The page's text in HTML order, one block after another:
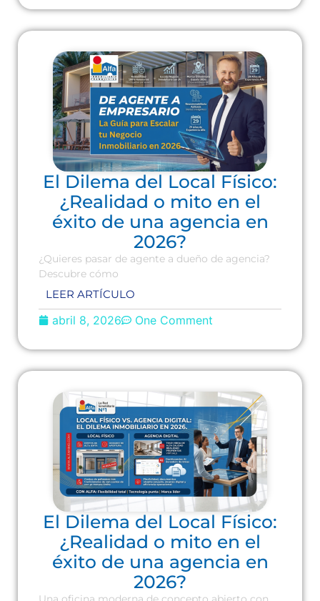
El Dilema del Local Físico:
¿Realidad o mito en el
éxito de una agencia en
2026?
¿Quieres pasar de agente a dueño de agencia?
Descubre cómo
LEER ARTÍCULO
abril 8, 2026 One Comment
El Dilema del Local Físico:
¿Realidad o mito en el
éxito de una agencia en
2026?